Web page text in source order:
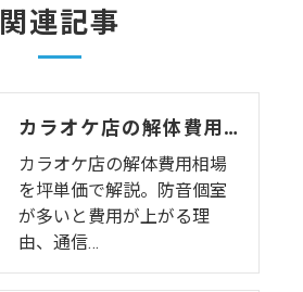
関連記事
カラオケ店の解体費用相場はいくら？個室数・機材リース返却まで解説
カラオケ店の解体費用相場
を坪単価で解説。防音個室
が多いと費用が上がる理
由、通信…